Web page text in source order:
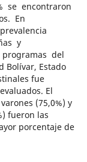
se encontraron
En
y
del
Estado
fue
El
(75,0%) y
fueron las
porcentaje de